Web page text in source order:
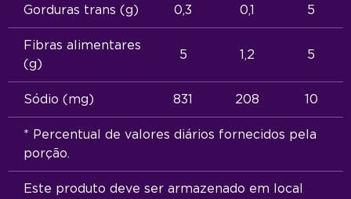
Gorduras trans (g) 0,3 0,1 5
Fibras alimentares
(g)
5 1,2 5
Sódio (mg) 831 208 10
* Percentual de valores diários fornecidos pela
porção.
Este produto deve ser armazenado em local